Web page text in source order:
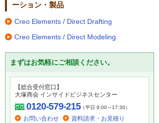
ーション・製品
Creo Elements / Direct Drafting
Creo Elements / Direct Modeling
まずはお気軽にご相談ください。
【総合受付窓口】
大塚商会 インサイドビジネスセンター
0120-579-215（平日 9:00～17:30）
お問い合わせ 資料請求・お見積り